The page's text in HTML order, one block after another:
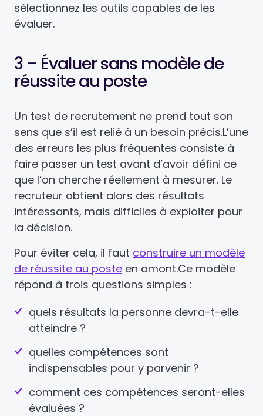
sélectionnez les outils capables de les
évaluer.
3 – Évaluer sans modèle de
réussite au poste
Un test de recrutement ne prend tout son
sens que s’il est relié à un besoin précis.L’une
des erreurs les plus fréquentes consiste à
faire passer un test avant d’avoir défini ce
que l’on cherche réellement à mesurer. Le
recruteur obtient alors des résultats
intéressants, mais difficiles à exploiter pour
la décision.
Pour éviter cela, il faut construire un modèle
de réussite au poste en amont.Ce modèle
répond à trois questions simples :
quels résultats la personne devra-t-elle
atteindre ?
quelles compétences sont
indispensables pour y parvenir ?
comment ces compétences seront-elles
évaluées ?